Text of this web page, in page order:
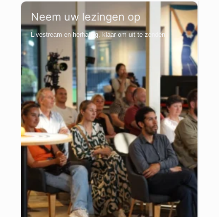
Neem uw lezingen op
Livestream en herhaling, klaar om uit te zenden.